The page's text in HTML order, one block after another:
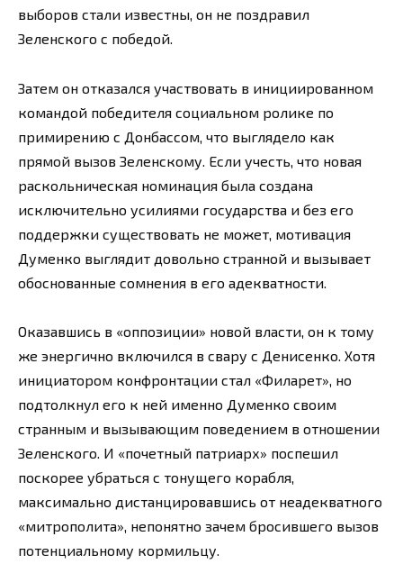
выборов стали известны, он не поздравил
Зеленского с победой.
Затем он отказался участвовать в инициированном
командой победителя социальном ролике по
примирению с Донбассом, что выглядело как
прямой вызов Зеленскому. Если учесть, что новая
раскольническая номинация была создана
исключительно усилиями государства и без его
поддержки существовать не может, мотивация
Думенко выглядит довольно странной и вызывает
обоснованные сомнения в его адекватности.
Оказавшись в «оппозиции» новой власти, он к тому
же энергично включился в свару с Денисенко. Хотя
инициатором конфронтации стал «Филарет», но
подтолкнул его к ней именно Думенко своим
странным и вызывающим поведением в отношении
Зеленского. И «почетный патриарх» поспешил
поскорее убраться с тонущего корабля,
максимально дистанцировавшись от неадекватного
«митрополита», непонятно зачем бросившего вызов
потенциальному кормильцу.